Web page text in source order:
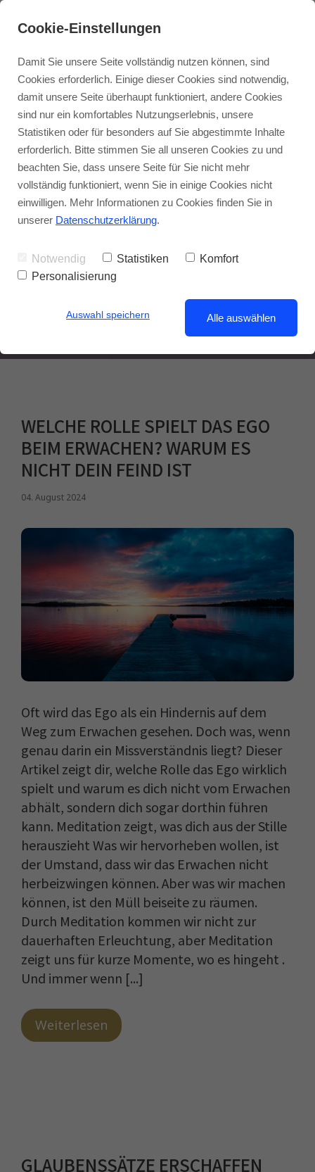
Gratis Webinar
Intensivkurs Erleuchtung
TAT-Ausbildung
Online Einstieg
T-Shirt-Shop
Bücher
Edition Erleuchtung
Erleuchtungskongresse
Erleuchtung - Blog
Wie du inneren Frieden findest
und dein Bewusstsein erweiterst
WELCHE ROLLE SPIELT DAS EGO
BEIM ERWACHEN? WARUM ES
NICHT DEIN FEIND IST
04. August 2024
Oft wird das Ego als ein Hindernis auf dem
Weg zum Erwachen gesehen. Doch was, wenn
genau darin ein Missverständnis liegt? Dieser
Artikel zeigt dir, welche Rolle das Ego wirklich
spielt und warum es dich nicht vom Erwachen
abhält, sondern dich sogar dorthin führen
kann. Meditation zeigt, was dich aus der Stille
herauszieht Was wir hervorheben wollen, ist
der Umstand, dass wir das Erwachen nicht
herbeizwingen können. Aber was wir machen
können, ist den Müll beiseite zu räumen.
Durch Meditation kommen wir nicht zur
dauerhaften Erleuchtung, aber Meditation
zeigt uns für kurze Momente, wo es hingeht .
Und immer wenn [...]
Weiterlesen
GLAUBENSSÄTZE ERSCHAFFEN
Cookie-Einstellungen
Damit Sie unsere Seite vollständig nutzen können, sind
Cookies erforderlich. Einige dieser Cookies sind notwendig,
damit unsere Seite überhaupt funktioniert, andere Cookies
sind nur ein komfortables Nutzungserlebnis, unsere
Statistiken oder für besonders auf Sie abgestimmte Inhalte
erforderlich. Bitte stimmen Sie all unseren Cookies zu und
beachten Sie, dass unsere Seite für Sie nicht mehr
vollständig funktioniert, wenn Sie in einige Cookies nicht
einwilligen. Mehr Informationen zu Cookies finden Sie in
unserer Datenschutzerklärung.
Notwendig Statistiken
Komfort
Personalisierung
Auswahl speichern Alle auswählen